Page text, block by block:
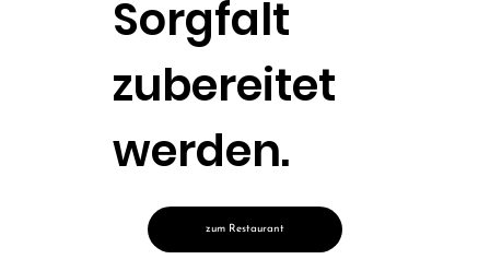
Sorgfalt
zubereitet
werden.
zum Restaurant